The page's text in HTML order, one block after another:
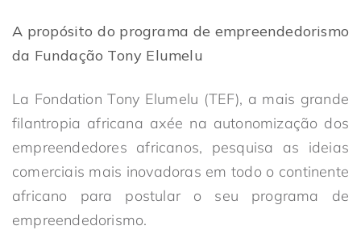
A propósito do programa de empreendedorismo
da Fundação Tony Elumelu
La Fondation Tony Elumelu (TEF), a mais grande
filantropia africana axée na autonomização dos
empreendedores africanos, pesquisa as ideias
comerciais mais inovadoras em todo o continente
africano para postular o seu programa de
empreendedorismo.